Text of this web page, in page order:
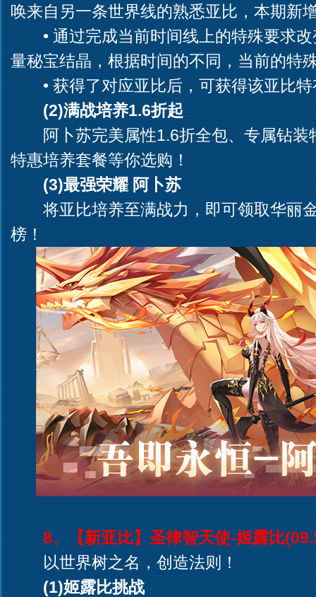
唤来自另一条世界线的熟悉亚比，本期新
• 通过完成当前时间线上的特殊要求改
量秘宝结晶，根据时间的不同，当前的特
• 获得了对应亚比后，可获得该亚比特
(2)满战培养1.6折起
阿卜苏完美属性1.6折全包、专属钻装
特惠培养套餐等你选购！
(3)最强荣耀 阿卜苏
将亚比培养至满战力，即可领取华丽
榜！
8、【新亚比】圣律智天使-姬露比
以世界树之名，创造法则！
(1)姬露比挑战